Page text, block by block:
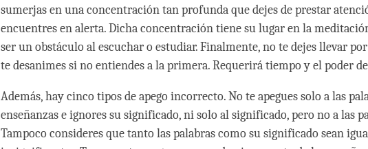
sumerjas en una concentración tan profunda que dejes de prestar
encuentres en alerta. Dicha concentración tiene su lugar en la
ser un obstáculo al escuchar o estudiar. Finalmente, no te dejes llevar
te desanimes si no entiendes a la primera. Requerirá tiempo y el poder
Además, hay cinco tipos de apego incorrecto. No te apegues solo a las
enseñanzas e ignores su significado, ni solo al significado, pero no a las
Tampoco consideres que tanto las palabras como su significado sean